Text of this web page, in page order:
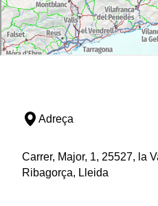
Adreça
Carrer, Major, 1, 25527, la
Ribagorça, Lleida